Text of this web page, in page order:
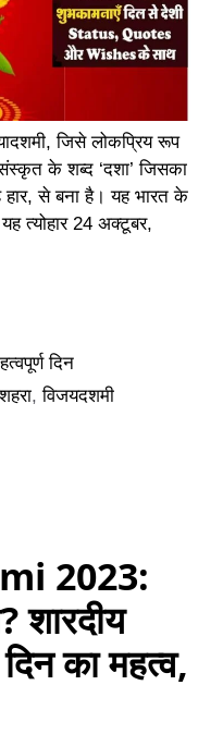
जिसे लोकप्रिय रूप
के शब्द ‘दशा’ जिसका
हार, से बना है। यह भारत के
त्योहार 24 अक्टूबर,
दिन
,विजयदशमी
2023:
शारदीय
का महत्व,